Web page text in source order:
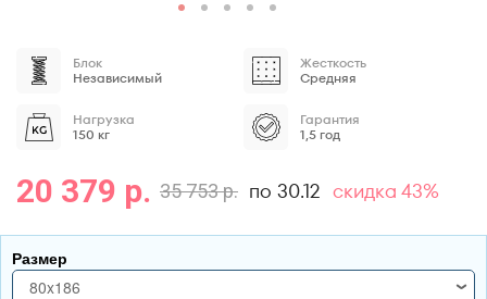
Блок
Независимый
Жесткость
Средняя
Нагрузка
150 кг
Гарантия
1,5 год
35 753 р.
20 379 р. по 30.12 скидка 43%
Размер
80x186